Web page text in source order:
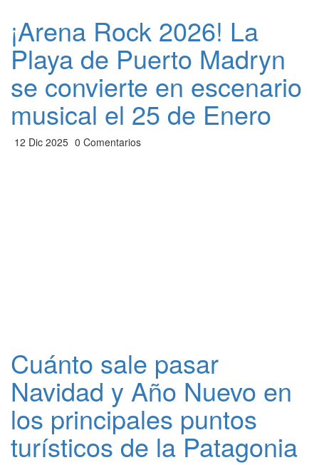
¡Arena Rock 2026! La
Playa de Puerto Madryn
se convierte en escenario
musical el 25 de Enero
12 Dic 2025 0 Comentarios
Cuánto sale pasar
Navidad y Año Nuevo en
los principales puntos
turísticos de la Patagonia